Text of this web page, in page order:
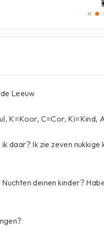
Leeuw
K=Koor, C=Cor, Ki=Kind,
daar? Ik zie zeven nukkige
deinen kinder?